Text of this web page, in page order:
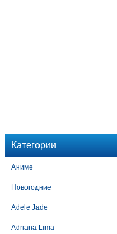
Категории
Аниме
Новогодние
Adele Jade
Adriana Lima